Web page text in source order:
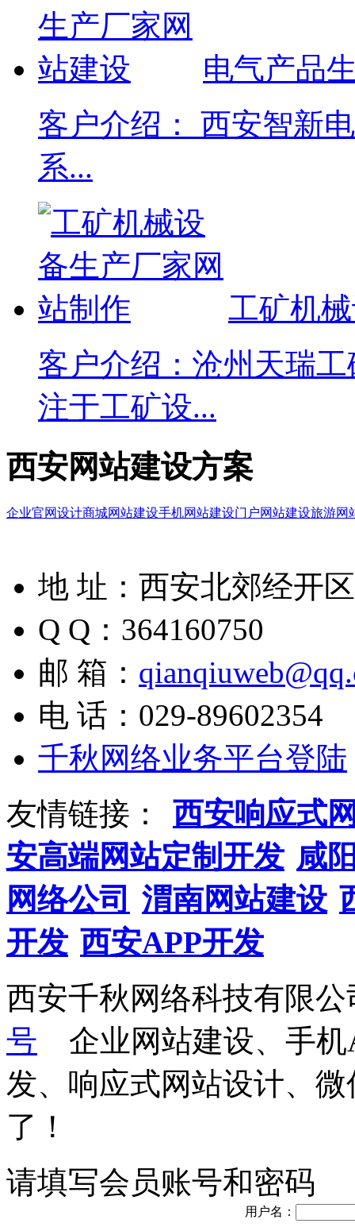
电气产品
客户介绍： 西安智新
系...
工矿机
客户介绍：沧州天瑞
注于工矿设...
西安网站建设方案
企业官网设计商城网站建设手机网站建设门户网站建设旅游网
地 址：西安北郊经开
Q Q：364160750
邮 箱：
电 话：029-89602354
千秋网络业务平台登陆
友情链接：
西安响应式
安高端网站定制开发 咸
网络公司 渭南网站建设
开发 西安APP开发
西安千秋网络科技有限
号 企业网站建设、手机
发、响应式网站设计、
了！
请填写会员账号和密码
用户名：